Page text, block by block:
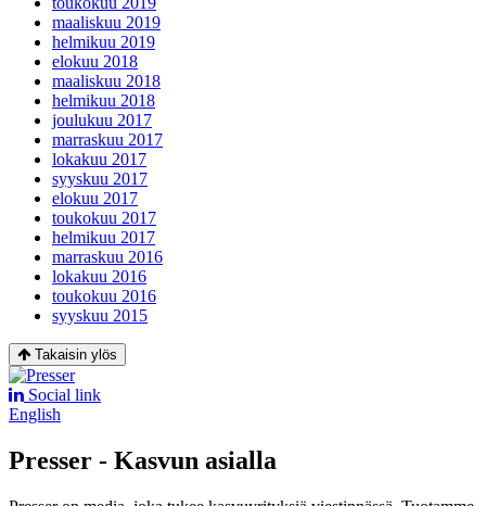
maaliskuu 2019
helmikuu 2019
elokuu 2018
maaliskuu 2018
helmikuu 2018
joulukuu 2017
marraskuu 2017
lokakuu 2017
syyskuu 2017
elokuu 2017
toukokuu 2017
helmikuu 2017
marraskuu 2016
lokakuu 2016
toukokuu 2016
syyskuu 2015
Takaisin ylös
Social link
English
Presser - Kasvun asialla